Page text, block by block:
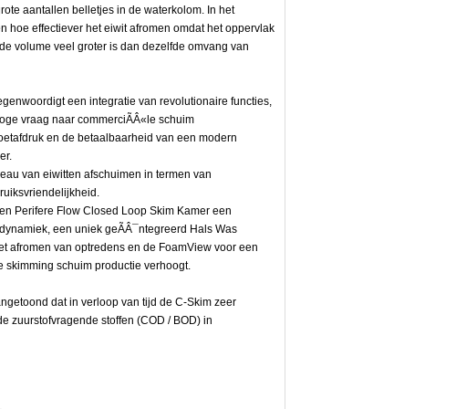
aantallen belletjes in de waterkolom. In het
hoe effectiever het eiwit afromen omdat het oppervlak
volume veel groter is dan dezelfde omvang van
een integratie van revolutionaire functies,
vraag naar commerciÃÂ«le schuim
en de betaalbaarheid van een modern
van eiwitten afschuimen in termen van
Perifere Flow Closed Loop Skim Kamer een
een uniek geÃÂ¯ntegreerd Hals Was
afromen van optredens en de FoamView voor een
schuim productie verhoogt.
dat in verloop van tijd de C-Skim zeer
zuurstofvragende stoffen (COD / BOD) in